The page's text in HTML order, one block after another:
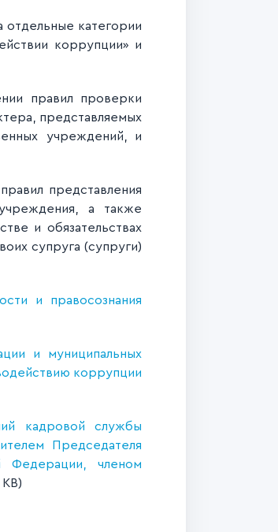
отдельные категории
коррупции» и
правил проверки
представляемых
учреждений, и
представления
а также
и обязательствах
супруга (супруги)
и правосознания
и муниципальных
коррупции
кадровой службы
Председателя
Федерации, членом